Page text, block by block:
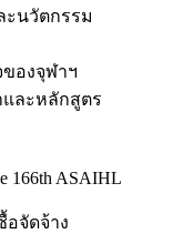
ะนวัตกรรม
องจุฬาฯ
ละหลักสูตร
166th ASAIHL
อจัดจ้าง